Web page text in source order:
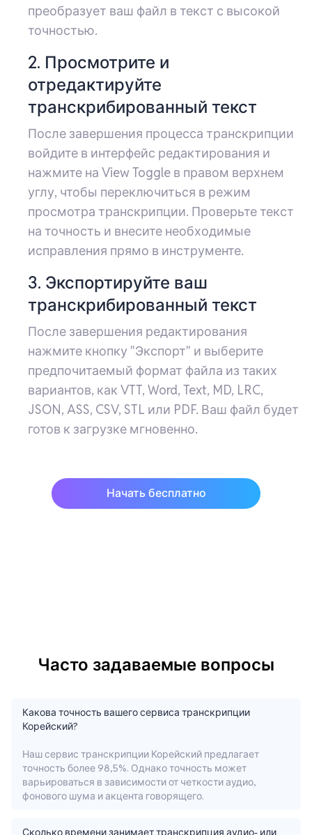
преобразует ваш файл в текст с высокой
точностью.
2. Просмотрите и
отредактируйте
транскрибированный текст
После завершения процесса транскрипции
войдите в интерфейс редактирования и
нажмите на View Toggle в правом верхнем
углу, чтобы переключиться в режим
просмотра транскрипции. Проверьте текст
на точность и внесите необходимые
исправления прямо в инструменте.
3. Экспортируйте ваш
транскрибированный текст
После завершения редактирования
нажмите кнопку "Экспорт" и выберите
предпочитаемый формат файла из таких
вариантов, как VTT, Word, Text, MD, LRC,
JSON, ASS, CSV, STL или PDF. Ваш файл будет
готов к загрузке мгновенно.
Начать бесплатно
Часто задаваемые вопросы
Какова точность вашего сервиса транскрипции
Корейский?
Наш сервис транскрипции Корейский предлагает
точность более 98,5%. Однако точность может
варьироваться в зависимости от четкости аудио,
фонового шума и акцента говорящего.
Сколько времени занимает транскрипция аудио- или